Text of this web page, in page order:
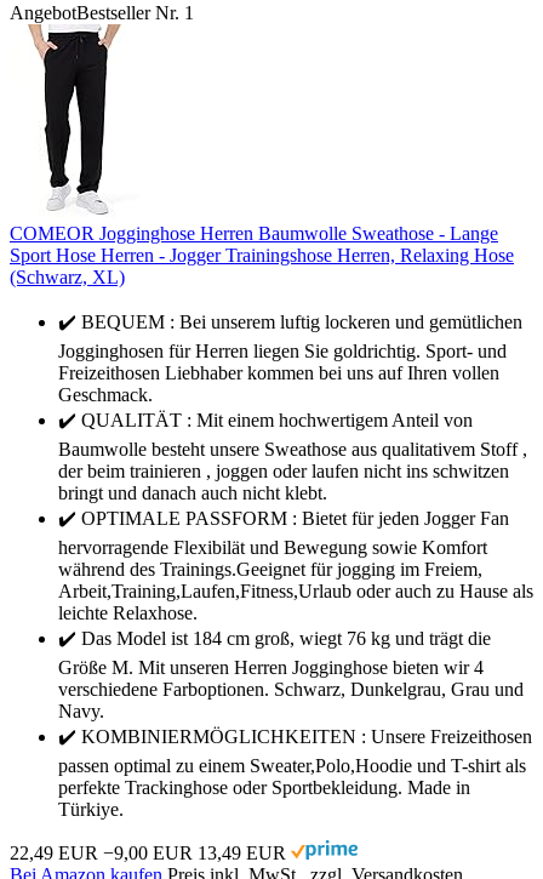
AngebotBestseller Nr. 1
COMEOR Jogginghose Herren Baumwolle Sweathose - Lange
Sport Hose Herren - Jogger Trainingshose Herren, Relaxing Hose
(Schwarz, XL)
✔️ BEQUEM : Bei unserem luftig lockeren und gemütlichen
Jogginghosen für Herren liegen Sie goldrichtig. Sport- und
Freizeithosen Liebhaber kommen bei uns auf Ihren vollen
Geschmack.
✔️ QUALITÄT : Mit einem hochwertigem Anteil von
Baumwolle besteht unsere Sweathose aus qualitativem Stoff ,
der beim trainieren , joggen oder laufen nicht ins schwitzen
bringt und danach auch nicht klebt.
✔️ OPTIMALE PASSFORM : Bietet für jeden Jogger Fan
hervorragende Flexibilät und Bewegung sowie Komfort
während des Trainings.Geeignet für jogging im Freiem,
Arbeit,Training,Laufen,Fitness,Urlaub oder auch zu Hause als
leichte Relaxhose.
✔️ Das Model ist 184 cm groß, wiegt 76 kg und trägt die
Größe M. Mit unseren Herren Jogginghose bieten wir 4
verschiedene Farboptionen. Schwarz, Dunkelgrau, Grau und
Navy.
✔️ KOMBINIERMÖGLICHKEITEN : Unsere Freizeithosen
passen optimal zu einem Sweater,Polo,Hoodie und T-shirt als
perfekte Trackinghose oder Sportbekleidung. Made in
Türkiye.
22,49 EUR −9,00 EUR 13,49 EUR
Bei Amazon kaufen Preis inkl. MwSt., zzgl. Versandkosten